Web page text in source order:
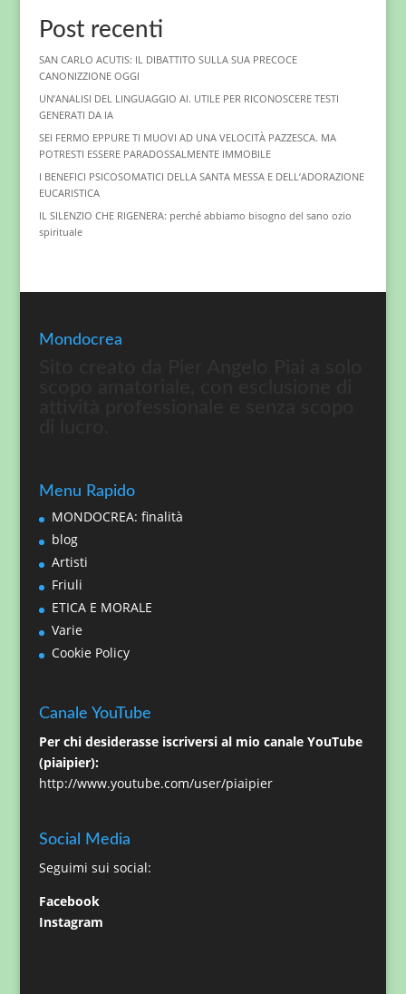
Post recenti
SAN CARLO ACUTIS: IL DIBATTITO SULLA SUA PRECOCE
CANONIZZIONE OGGI
UN’ANALISI DEL LINGUAGGIO AI. UTILE PER RICONOSCERE TESTI
GENERATI DA IA
SEI FERMO EPPURE TI MUOVI AD UNA VELOCITÀ PAZZESCA. MA
POTRESTI ESSERE PARADOSSALMENTE IMMOBILE
I BENEFICI PSICOSOMATICI DELLA SANTA MESSA E DELL’ADORAZIONE
EUCARISTICA
IL SILENZIO CHE RIGENERA: perché abbiamo bisogno del sano ozio
spirituale
Mondocrea
Menu Rapido
MONDOCREA: finalità
blog
Artisti
Friuli
ETICA E MORALE
Varie
Cookie Policy
Canale YouTube
Per chi desiderasse iscriversi al mio canale YouTube
(piaipier):
http://www.youtube.com/user/piaipier
Social Media
Seguimi sui social:
Facebook
Instagram